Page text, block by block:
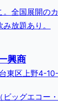
。全国展開の
放題あり。
興商
東区上野4-
ビッグエコー